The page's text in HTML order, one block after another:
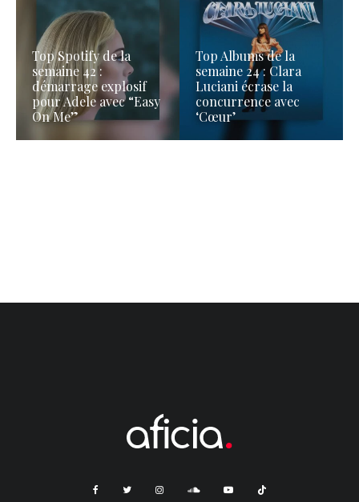
Top Spotify de la
semaine 42 :
démarrage explosif
pour Adele avec “Easy
On Me”
Top Albums de la
semaine 24 : Clara
Luciani écrase la
concurrence avec
‘Cœur’